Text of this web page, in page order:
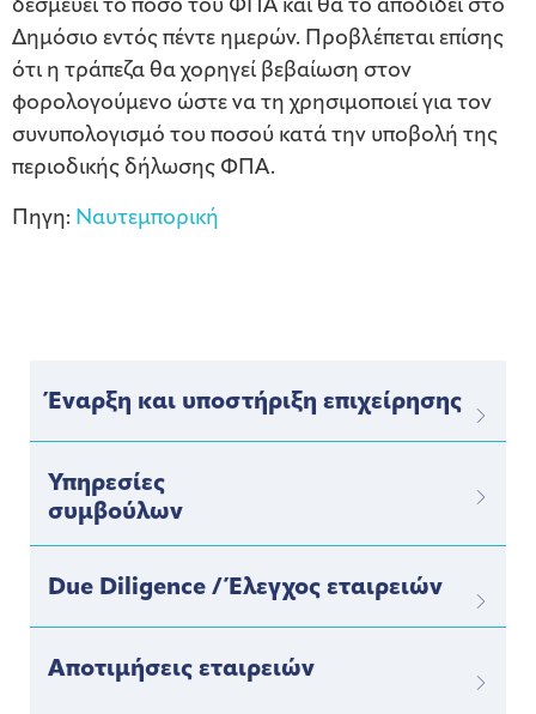
δεσμεύει το ποσό του ΦΠΑ και θα το αποδίδει στο
Δημόσιο εντός πέντε ημερών. Προβλέπεται επίσης
ότι η τράπεζα θα χορηγεί βεβαίωση στον
φορολογούμενο ώστε να τη χρησιμοποιεί για τον
συνυπολογισμό του ποσού κατά την υποβολή της
περιοδικής δήλωσης ΦΠΑ.
Πηγη: Ναυτεμπορική
Έναρξη και υποστήριξη επιχείρησης
Υπηρεσίες
συμβούλων
Due Diligence / Έλεγχος εταιρειών
Αποτιμήσεις εταιρειών